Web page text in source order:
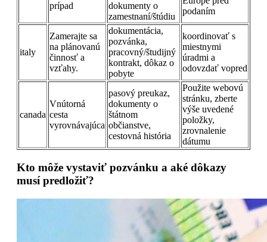
prípad
dokumenty o
zamestnaní/štúdiu
podaním
italy
Zamerajte sa
na plánovanú
činnosť a
vzťahy.
dokumentácia,
pozvánka,
pracovný/študijný
kontrakt, dôkaz o
pobyte
koordinovať s
miestnymi
úradmi a
odovzdať vopred
canada
Vnútorná
cesta
vyrovnávajúca
pasový preukaz,
dokumenty o
štátnom
občianstve,
cestovná história
Použite webovú
stránku, zberte
výše uvedené
položky,
zrovnalenie
dátumu
Kto môže vystaviť pozvánku a aké dôkazy
musí predložiť?